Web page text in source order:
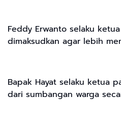
Feddy Erwanto selaku
dimaksudkan agar lebih
Bapak Hayat selaku ketua
dari sumbangan warga